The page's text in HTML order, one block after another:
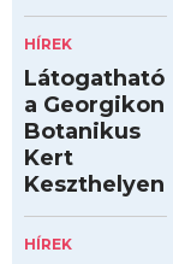
HÍREK
Látogatható
a Georgikon
Botanikus
Kert
Keszthelyen
HÍREK